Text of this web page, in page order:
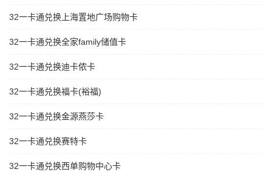
32一卡通兑换上海置地广场购物卡
32一卡通兑换全家family储值卡
32一卡通兑换迪卡侬卡
32一卡通兑换福卡(裕福)
32一卡通兑换金源燕莎卡
32一卡通兑换赛特卡
32一卡通兑换西单购物中心卡